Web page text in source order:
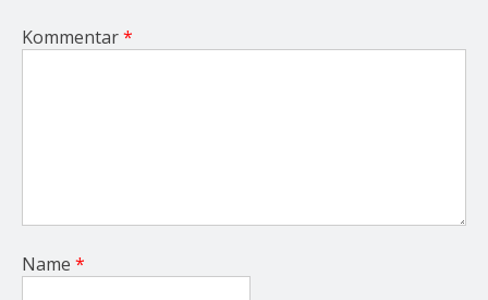
Kommentar*
Name *